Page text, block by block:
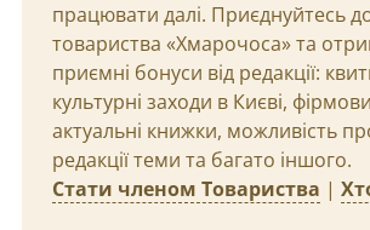
працювати далі. Приєднуйтесь
товариства «Хмарочоса» та
приємні бонуси від редакції:
культурні заходи в Києві,
актуальні книжки, можливість
редакції теми та багато іншого.
Стати членом Товариства |